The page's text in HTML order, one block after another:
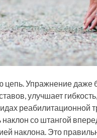
Упражнение даже
улучшает
реабилитационной
наклон со штангой
наклона. Это